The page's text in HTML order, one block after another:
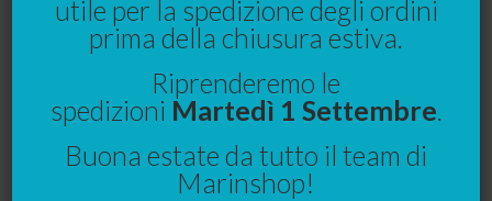
utile per la spedizione degli ordini
prima della chiusura estiva.
Riprenderemo le
spedizioni Martedì 1 Settembre.
Buona estate da tutto il team di
Marinshop!